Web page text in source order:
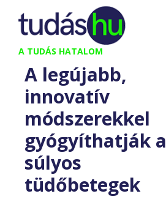
Kilépés
tartalomba
A TUDÁS HATALOM
A legújabb,
innovatív
módszerekkel
gyógyíthatják a
súlyos
tüdőbetegek